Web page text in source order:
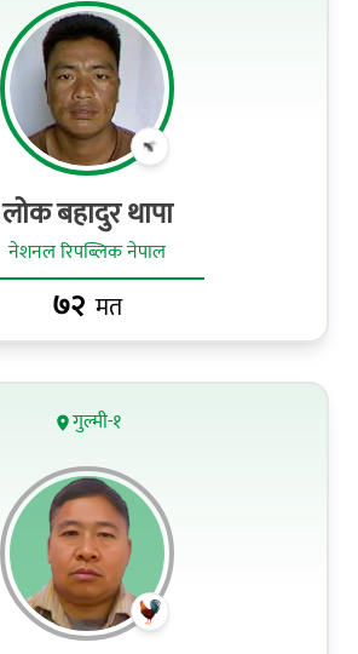
लोक बहादुर थापा
नेशनल रिपब्लिक नेपाल
७२ मत
गुल्मी-१